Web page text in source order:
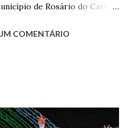
de Rosário do Catete.
acabou com o
da volumosa herança. Em
COMENTÁRIO